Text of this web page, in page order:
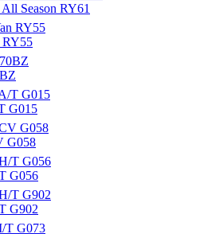
Season RY61
RY55
G015
G058
G056
G902